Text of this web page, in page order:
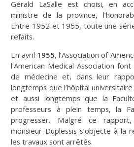
Gérald LaSalle est choisi, en
ministre de la province,
Entre 1952 et 1955, toute une
refaits.
En avril 1955, l’Association of
l’American Medical Association
de médecine et, dans leur
longtemps que l’hôpital
et aussi longtemps que la
professeurs à plein temps, la
progresser. Malgré ce
monsieur Duplessis s’objecte à la
les travaux sont arrêtés.